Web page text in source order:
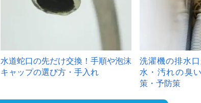
水道蛇口の先だけ交換！手順や泡沫
キャップの選び方・手入れ
洗濯機の排水
水・汚れの臭
策・予防策